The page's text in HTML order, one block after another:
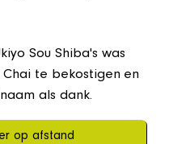
Sou Shiba's was
te bekostigen en
als dank.
op afstand